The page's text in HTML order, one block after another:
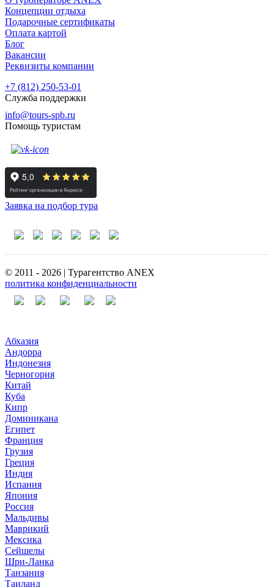
Концепции отдыха
Подарочные сертификаты
Оплата картой
Блог
Вакансии
Реквизиты компании
+7 (812) 250-53-01
Служба поддержки
info@tours-spb.ru
Помощь туристам
Заявка на подбор тура
© 2011 - 2026 | Турагентство ANEX
политика конфиденциальности
Абхазия
Андорра
Индонезия
Черногория
Китай
Куба
Кипр
Доминикана
Египет
Франция
Грузия
Греция
Индия
Испания
Япония
Россия
Мальдивы
Маврикий
Мексика
Сейшелы
Шри-Ланка
Танзания
Таиланд